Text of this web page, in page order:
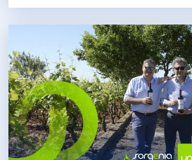
all’insegna della sostenibilità e…